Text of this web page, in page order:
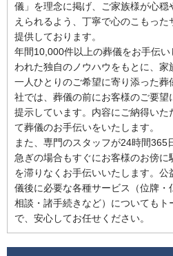
儀」を理念に掲げ、ご家族様が心
えられるよう、丁寧で心のこもっ
提供しております。
年間10,000件以上の葬儀をお手伝
われた独自のノウハウをもとに、家
一人ひとりのご希望に寄り添った
社では、葬儀の前にお客様のご要
提示しています。内容にご納得い
て葬儀のお手伝いをいたします。
また、専門のスタッフが24時間365
急ぎの場合もすぐにお客様のお傍
を滞りなくお手伝いいたします。
儀後に必要な各種サービス（位牌
相談・諸手続きなど）についても
で、安心してお任せください。